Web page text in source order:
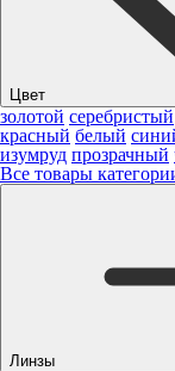
Цвет
золотой серебристый
красный белый
изумруд прозрачный
Все товары
Линзы